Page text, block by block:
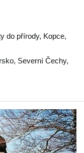
do přírody, Kopce,
, Severní Čechy,